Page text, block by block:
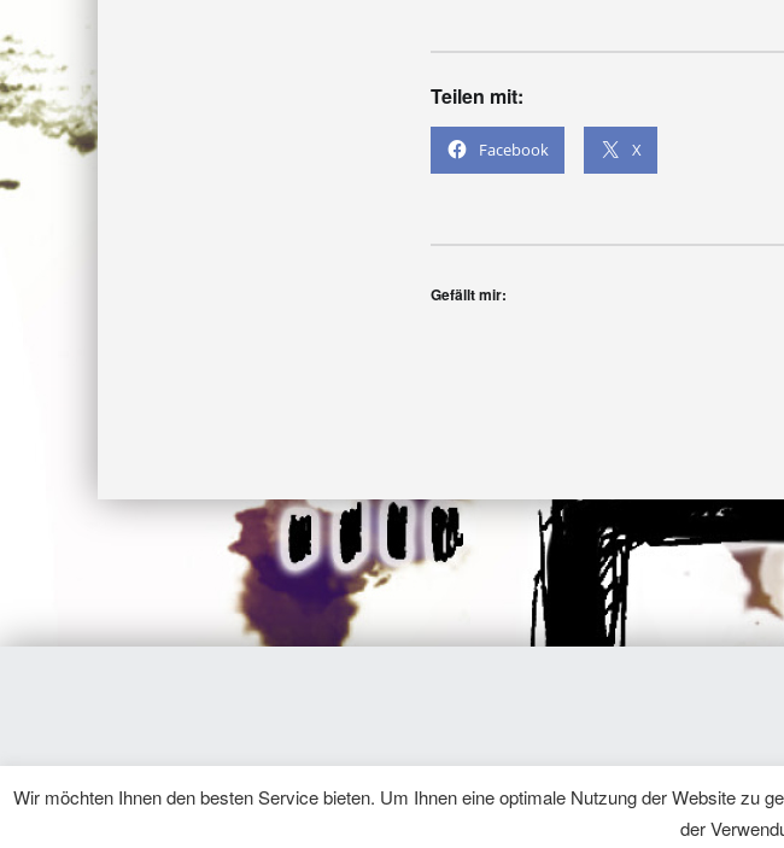
Teilen mit:
Facebook X
Gefällt mir:
Wir möchten Ihnen den besten Service bieten. Um Ihnen eine optimale Nutzung der Website zu
der